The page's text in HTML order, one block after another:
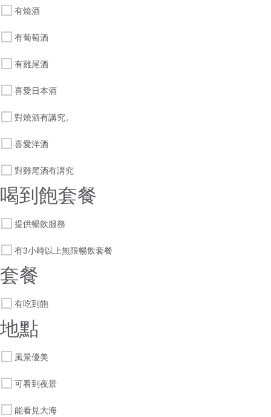
有燒酒
有葡萄酒
有雞尾酒
喜愛日本酒
對燒酒有講究。
喜愛洋酒
對雞尾酒有講究
喝到飽套餐
提供暢飲服務
有3小時以上無限暢飲套餐
套餐
有吃到飽
地點
風景優美
可看到夜景
能看見大海